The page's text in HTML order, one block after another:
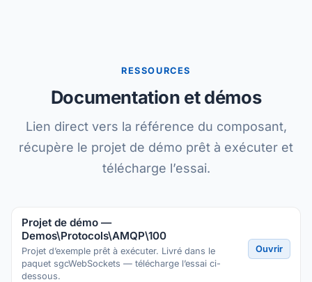
RESSOURCES
Documentation et démos
Lien direct vers la référence du composant,
récupère le projet de démo prêt à exécuter et
télécharge l’essai.
Projet de démo —
Demos\Protocols\AMQP\100
Projet d’exemple prêt à exécuter. Livré dans le
paquet sgcWebSockets — télécharge l’essai ci-
dessous.
Ouvrir